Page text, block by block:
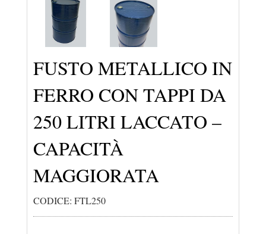
FUSTO METALLICO IN
FERRO CON TAPPI DA
250 LITRI LACCATO –
CAPACITÀ
MAGGIORATA
CODICE: FTL250